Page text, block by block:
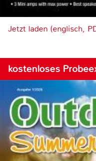
Jetzt laden (englisch,
kostenloses